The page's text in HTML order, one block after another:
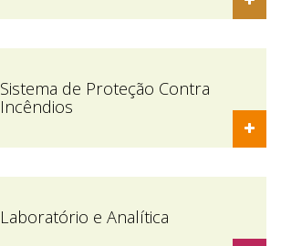
Sistema de Proteção Contra
Incêndios
Laboratório e Analítica